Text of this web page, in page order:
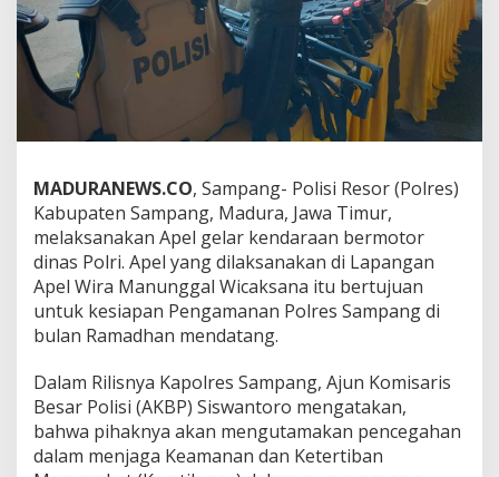
MADURANEWS.CO, Sampang- Polisi Resor (Polres)
Kabupaten Sampang, Madura, Jawa Timur,
melaksanakan Apel gelar kendaraan bermotor
dinas Polri. Apel yang dilaksanakan di Lapangan
Apel Wira Manunggal Wicaksana itu bertujuan
untuk kesiapan Pengamanan Polres Sampang di
bulan Ramadhan mendatang.
Dalam Rilisnya Kapolres Sampang, Ajun Komisaris
Besar Polisi (AKBP) Siswantoro mengatakan,
bahwa pihaknya akan mengutamakan pencegahan
dalam menjaga Keamanan dan Ketertiban